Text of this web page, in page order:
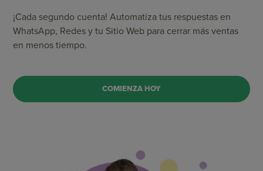
¡Cada segundo cuenta! Automatiza tus respuestas en
WhatsApp, Redes y tu Sitio Web para cerrar más ventas
en menos tiempo.
COMIENZA HOY